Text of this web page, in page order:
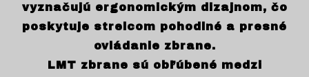
vyznačujú ergonomickým dizajnom, čo
poskytuje strelcom pohodlné a presné
ovládanie zbrane.
LMT zbrane sú obľúbené medzi